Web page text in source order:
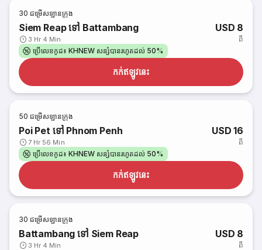
30 ជម្រើសឡានក្រុង
Siem Reap ទៅ Battambang
3 Hr 4 Min
USD 8
ពី
ប្រើលេខកូដ៖ KHNEW សន្សំបានរហូតដល់ 50%
កក់​ឥឡូវនេះ
50 ជម្រើសឡានក្រុង
Poi Pet ទៅ Phnom Penh
7 Hr 56 Min
USD 16
ពី
ប្រើលេខកូដ៖ KHNEW សន្សំបានរហូតដល់ 50%
កក់​ឥឡូវនេះ
30 ជម្រើសឡានក្រុង
Battambang ទៅ Siem Reap
3 Hr 4 Min
USD 8
ពី